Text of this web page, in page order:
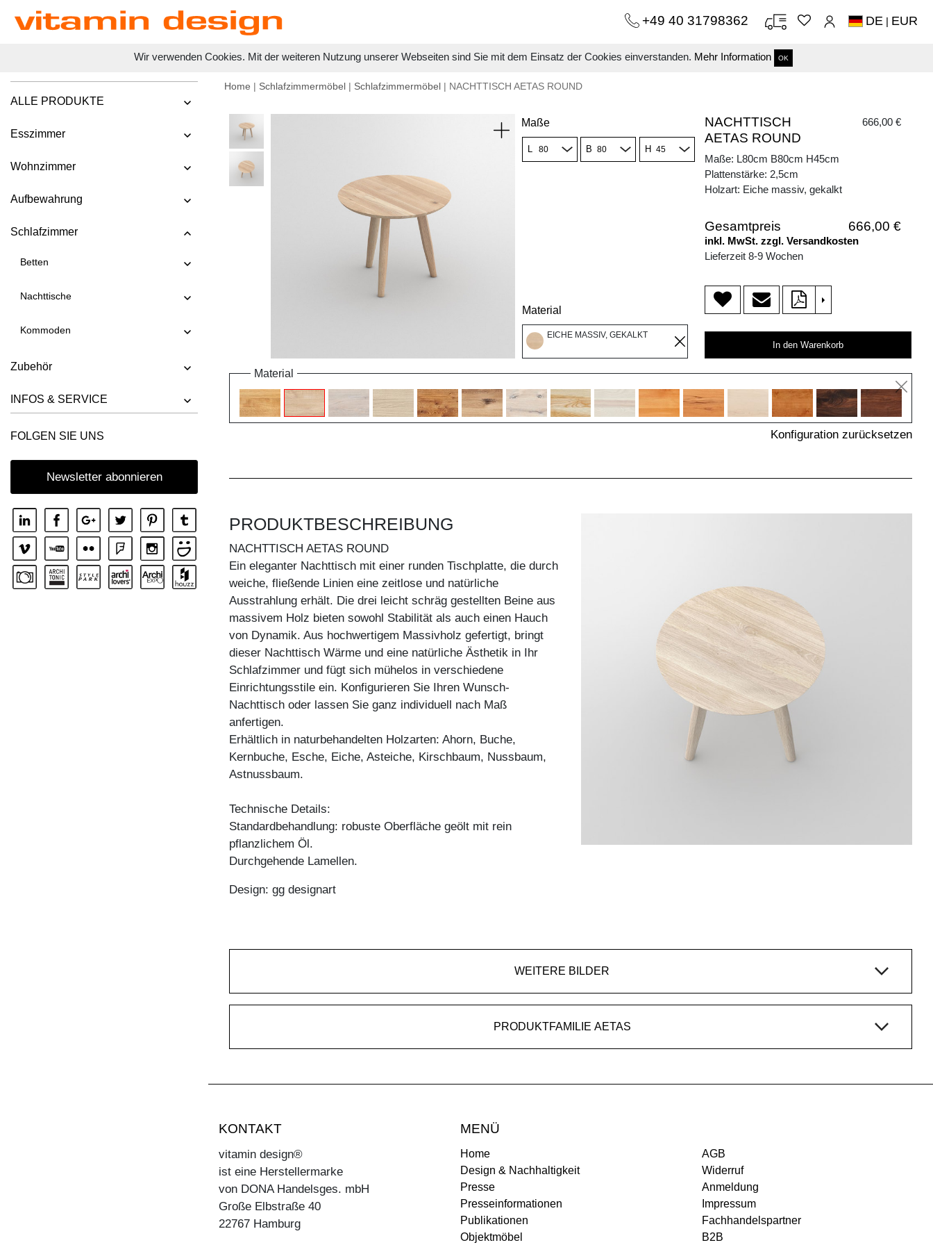
Wir verwenden Cookies. Mit der weiteren Nutzung unserer Webseiten sind Sie mit dem Einsatz der Cookies einverstanden. Mehr Information OK
+49 40 31798362 DE | EUR
ALLE PRODUKTE
Esszimmer
Wohnzimmer
Aufbewahrung
Schlafzimmer
Betten
Nachttische
Kommoden
Zubehör
INFOS & SERVICE
FOLGEN SIE UNS
Newsletter abonnieren
Home | Schlafzimmermöbel | Schlafzimmermöbel | NACHTTISCH AETAS ROUND
Maße
L B H
Material
EICHE MASSIV, GEKALKT
NACHTTISCH
AETAS ROUND
666,00 €
Maße: L80cm B80cm H45cm
Plattenstärke: 2,5cm
Holzart: Eiche massiv, gekalkt
Gesamtpreis 666,00 €
inkl. MwSt. zzgl. Versandkosten
Lieferzeit 8-9 Wochen
>
In den Warenkorb
Material
Konfiguration zurücksetzen
PRODUKTBESCHREIBUNG
NACHTTISCH AETAS ROUND
Ein eleganter Nachttisch mit einer runden Tischplatte, die durch
weiche, fließende Linien eine zeitlose und natürliche
Ausstrahlung erhält. Die drei leicht schräg gestellten Beine aus
massivem Holz bieten sowohl Stabilität als auch einen Hauch
von Dynamik. Aus hochwertigem Massivholz gefertigt, bringt
dieser Nachttisch Wärme und eine natürliche Ästhetik in Ihr
Schlafzimmer und fügt sich mühelos in verschiedene
Einrichtungsstile ein. Konfigurieren Sie Ihren Wunsch-
Nachttisch oder lassen Sie ganz individuell nach Maß
anfertigen.
Erhältlich in naturbehandelten Holzarten: Ahorn, Buche,
Kernbuche, Esche, Eiche, Asteiche, Kirschbaum, Nussbaum,
Astnussbaum.
Technische Details:
Standardbehandlung: robuste Oberfläche geölt mit rein
pflanzlichem Öl.
Durchgehende Lamellen.
Design: gg designart
WEITERE BILDER
PRODUKTFAMILIE AETAS
KONTAKT
vitamin design®
ist eine Herstellermarke
von DONA Handelsges. mbH
Große Elbstraße 40
22767 Hamburg
MENÜ
Home
Design & Nachhaltigkeit
Presse
Presseinformationen
Publikationen
Objektmöbel
AGB
Widerruf
Anmeldung
Impressum
Fachhandelspartner
B2B